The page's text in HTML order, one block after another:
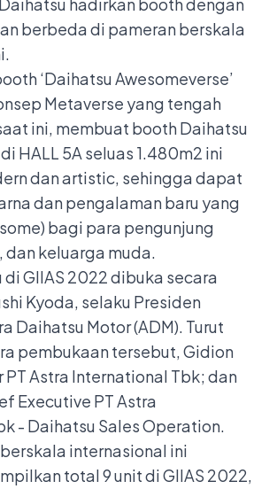
berbeda di pameran berskala
‘Daihatsu Awesomeverse’
Metaverse yang tengah
ini, membuat booth Daihatsu
HALL 5A seluas 1.480m2 ini
dan artistic, sehingga dapat
dan pengalaman baru yang
bagi para pengunjung
dan keluarga muda.
GIIAS 2022 dibuka secara
Kyoda, selaku Presiden
Daihatsu Motor (ADM). Turut
pembukaan tersebut, Gidion
PT Astra International Tbk; dan
Executive PT Astra
- Daihatsu Sales Operation.
internasional ini
total 9 unit di GIIAS 2022,